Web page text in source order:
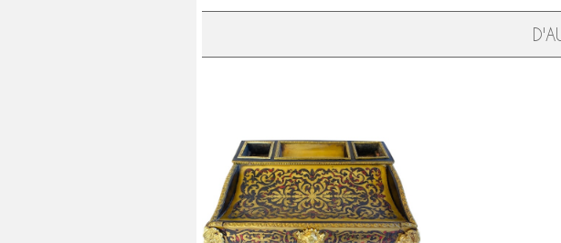
Grand encrier Napoléon III de style
Louis XIV, nécessaire de bureau en
marqueterie Boulle